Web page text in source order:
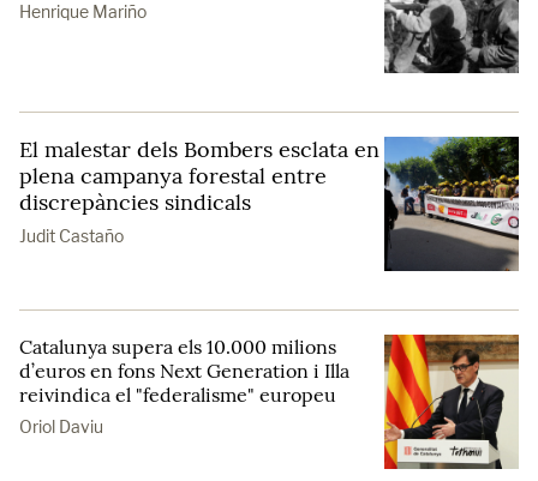
Henrique Mariño
El malestar dels Bombers esclata en
plena campanya forestal entre
discrepàncies sindicals
Judit Castaño
Catalunya supera els 10.000 milions
d’euros en fons Next Generation i Illa
reivindica el "federalisme" europeu
Oriol Daviu